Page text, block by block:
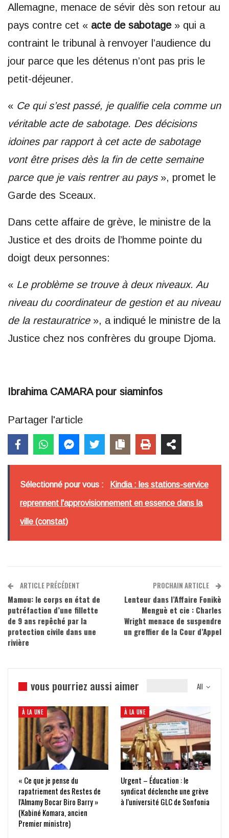
Allemagne, menace de sévir dès son retour au
pays contre cet « acte de sabotage» qui a
contraint le tribunal à renvoyer l’audience du
jour parce que les détenus n’ont pas pris le
petit-déjeuner.
« Ce qui s’est passé, je qualifie cela comme un
véritable acte de sabotage. Des décisions
idoines par rapport à cet acte de sabotage
vont être prises dès la fin de cette semaine
parce que je vais rentrer au pays », promet le
Garde des Sceaux.
Dans cette affaire de grève, le ministre de la
Justice et des droits de l’homme pointe du
doigt deux personnes:
« Le problème se trouve à deux niveaux. Au
niveau du coordinateur de gestion et au niveau
de la restauratrice», a indiqué le ministre de la
Justice chez nos confrères du groupe Djoma.
Ibrahima CAMARA pour siaminfos
Partager l'article
Sélectionné pour vous : Kindia : les stations-service
reprennent l'approvisionnement en essence dans la
ville (constat)
ARTICLE PRÉCÉDENT
Mamou: le corps en état de
putréfaction d’une fillette
de 9 ans repêché par la
protection civile dans une
rivière
PROCHAIN ARTICLE
Lenteur dans l’Affaire Fonikè
Menguè et cie : Charles
Wright menace de suspendre
un greffier de la Cour d’Appel
All
vous pourriez aussi aimer
À LA UNE
« Ce que je pense du
rapatriement des Restes de
l’Almamy Bocar Biro Barry »
(Kabiné Komara, ancien
Premier ministre)
À LA UNE
Urgent – Éducation : le
syndicat déclenche une grève
à l’université GLC de Sonfonia